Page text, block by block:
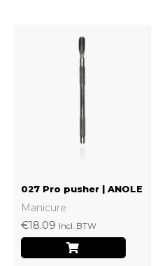
027 Pro pusher | ANOLE
Manicure
€18.09 Incl. BTW